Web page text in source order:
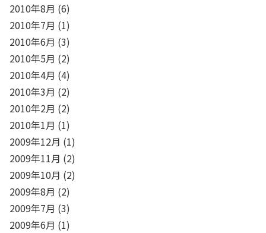
2010年8月 (6)
2010年7月 (1)
2010年6月 (3)
2010年5月 (2)
2010年4月 (4)
2010年3月 (2)
2010年2月 (2)
2010年1月 (1)
2009年12月 (1)
2009年11月 (2)
2009年10月 (2)
2009年8月 (2)
2009年7月 (3)
2009年6月 (1)